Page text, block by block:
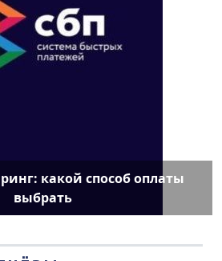
какой способ оплаты
выбрать